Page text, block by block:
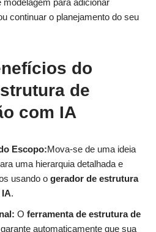
para adicionar
continuar o planejamento do seu
do
de
com IA
Escopo:Mova-se de uma ideia
uma hierarquia detalhada e
usando o gerador de estrutura
.
O ferramenta de estrutura de
garante automaticamente que sua